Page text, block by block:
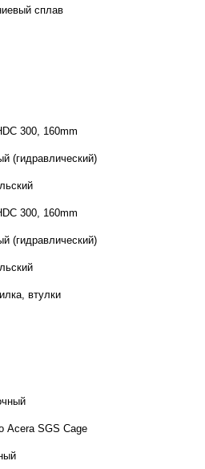
сплав
300, 160mm
(гидравлический)
300, 160mm
(гидравлический)
втулки
Acera SGS Cage